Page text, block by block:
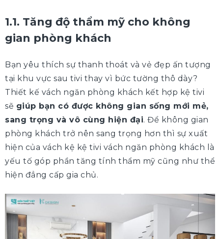
1.1. Tăng độ thẩm mỹ cho không
gian phòng khách
Bạn yêu thích sự thanh thoát và vẻ đẹp ấn tượng
tại khu vực sau tivi thay vì bức tường thô dày?
Thiết kế vách ngăn phòng khách kết hợp kệ tivi
sẽ giúp bạn có được không gian sống mới mẻ,
sang trọng và vô cùng hiện đại. Để không gian
phòng khách trở nên sang trọng hơn thì sự xuất
hiện của vách kệ kệ tivi vách ngăn phòng khách là
yếu tố góp phần tăng tính thẩm mỹ cũng như thể
hiện đẳng cấp gia chủ.